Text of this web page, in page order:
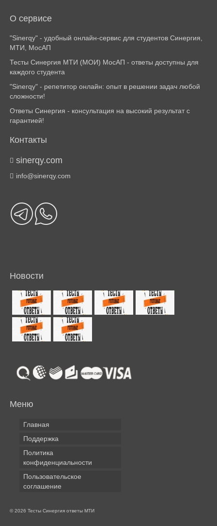
О сервисе
"Sinerqy" - удобный онлайн-сервис для студентов Синергия,
МТИ, МосАП
Тесты Синергия МТИ (МОИ) МосАП - ответы доступны для
каждого студента
"Sinerqy" - репетитор онлайн: опыт в решении задач любой
сложности!
Ответы Синергия - консультация на высокий результат с
гарантией!
Контакты
sinerqy.com
info@sinerqy.com
Новости
Меню
Главная
Поддержка
Политика
конфиденциальности
Пользовательское
соглашение
© 2026 Тесты Синергия ответы МТИ